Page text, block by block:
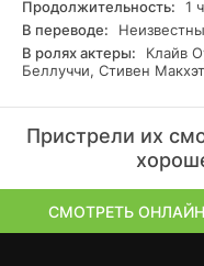
Продолжительность:
1
В переводе:
В ролях актеры:
Клайв
Беллуччи, Стивен
Пристрели их
СМОТРЕТЬ ОНЛАЙН